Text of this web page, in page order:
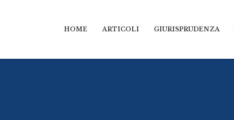
HOME ARTICOLI GIURISPRUDENZA